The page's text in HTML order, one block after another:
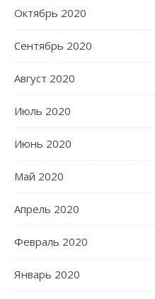
Октябрь 2020
Сентябрь 2020
Август 2020
Июль 2020
Июнь 2020
Май 2020
Апрель 2020
Февраль 2020
Январь 2020